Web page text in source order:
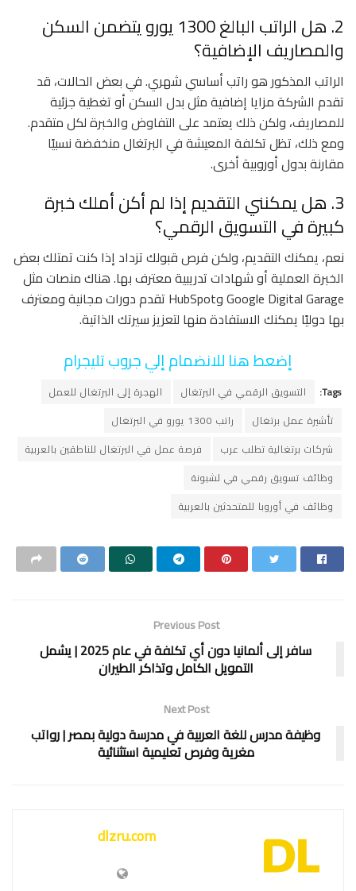
2. هل الراتب البالغ 1300 يورو يتضمن السكن
والمصاريف الإضافية؟
الراتب المذكور هو راتب أساسي شهري. في بعض الحالات، قد
تقدم الشركة مزايا إضافية مثل بدل السكن أو تغطية جزئية
للمصاريف، ولكن ذلك يعتمد على التفاوض والخبرة لكل متقدم.
ومع ذلك، تظل تكلفة المعيشة في البرتغال منخفضة نسبيًا
مقارنة بدول أوروبية أخرى.
3. هل يمكنني التقديم إذا لم أكن أملك خبرة
كبيرة في التسويق الرقمي؟
نعم، يمكنك التقديم، ولكن فرص قبولك تزداد إذا كنت تمتلك بعض
الخبرة العملية أو شهادات تدريبية معترف بها. هناك منصات مثل
Google Digital Garage وHubSpot تقدم دورات مجانية ومعترف
بها دوليًا يمكنك الاستفادة منها لتعزيز سيرتك الذاتية.
إضعط هنا للانضمام إلي جروب تليجرام
Tags: التسويق الرقمي في البرتغال
الهجرة إلى البرتغال للعمل
تأشيرة عمل برتغال
راتب 1300 يورو في البرتغال
شركات برتغالية تطلب عرب
فرصة عمل في البرتغال للناطقين بالعربية
وظائف تسويق رقمي في لشبونة
وظائف في أوروبا للمتحدثين بالعربية
Previous Post
سافر إلى ألمانيا دون أي تكلفة في عام 2025 | يشمل
التمويل الكامل وتذاكر الطيران
Next Post
وظيفة مدرس للغة العربية في مدرسة دولية بمصر | رواتب
مغرية وفرص تعليمية استثنائية
dlzru.com